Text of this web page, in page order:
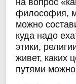
на вопрос
философия,
можно
куда надо
этики,
живет, каких
путями